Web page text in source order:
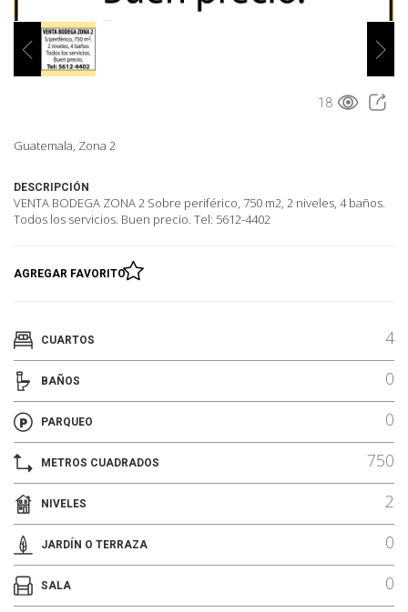
18
Guatemala, Zona 2
DESCRIPCIÓN
VENTA BODEGA ZONA 2 Sobre periférico, 750 m2, 2 niveles, 4 baños.
Todos los servicios. Buen precio. Tel: 5612-4402
AGREGAR FAVORITO
CUARTOS 4
BAÑOS 0
PARQUEO 0
METROS CUADRADOS 750
NIVELES 2
JARDÍN O TERRAZA 0
SALA 0